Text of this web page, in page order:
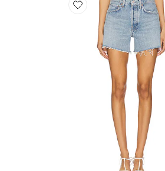
Favorite Short long Parker